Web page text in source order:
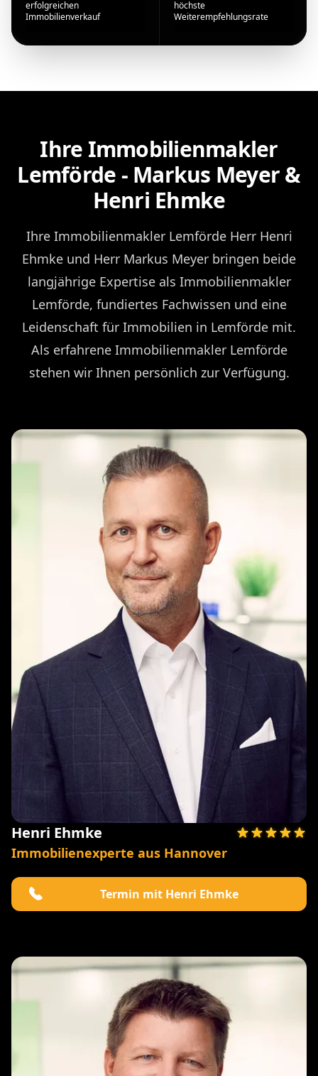
erfolgreichen
Immobilienverkauf
höchste
Weiterempfehlungsrate
Ihre Immobilienmakler
Lemförde - Markus Meyer &
Henri Ehmke
Ihre Immobilienmakler Lemförde Herr Henri
Ehmke und Herr Markus Meyer bringen beide
langjährige Expertise als Immobilienmakler
Lemförde, fundiertes Fachwissen und eine
Leidenschaft für Immobilien in Lemförde mit.
Als erfahrene Immobilienmakler Lemförde
stehen wir Ihnen persönlich zur Verfügung.
Henri Ehmke
Immobilienexperte aus Hannover
Termin mit Henri Ehmke